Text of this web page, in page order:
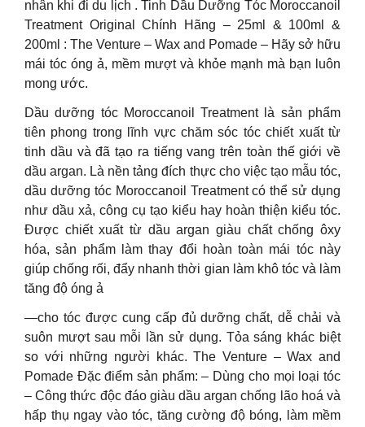
nhân khi đi du lịch . Tinh Dầu Dưỡng Tóc Moroccanoil
Treatment Original Chính Hãng – 25ml & 100ml &
200ml : The Venture – Wax and Pomade – Hãy sở hữu
mái tóc óng ả, mềm mượt và khỏe mạnh mà bạn luôn
mong ước.
Dầu dưỡng tóc Moroccanoil Treatment là sản phẩm
tiên phong trong lĩnh vực chăm sóc tóc chiết xuất từ
tinh dầu và đã tạo ra tiếng vang trên toàn thế giới về
dầu argan. Là nền tảng đích thực cho việc tạo mẫu tóc,
dầu dưỡng tóc Moroccanoil Treatment có thể sử dụng
như dầu xả, công cụ tạo kiểu hay hoàn thiện kiểu tóc.
Được chiết xuất từ dầu argan giàu chất chống ôxy
hóa, sản phẩm làm thay đổi hoàn toàn mái tóc này
giúp chống rối, đẩy nhanh thời gian làm khô tóc và làm
tăng độ óng ả
—cho tóc được cung cấp đủ dưỡng chất, dễ chải và
suôn mượt sau mỗi lần sử dụng. Tỏa sáng khác biệt
so với những người khác. The Venture – Wax and
Pomade Đặc điểm sản phẩm: – Dùng cho mọi loại tóc
– Công thức độc đáo giàu dầu argan chống lão hoá và
hấp thụ ngay vào tóc, tăng cường độ bóng, làm mềm